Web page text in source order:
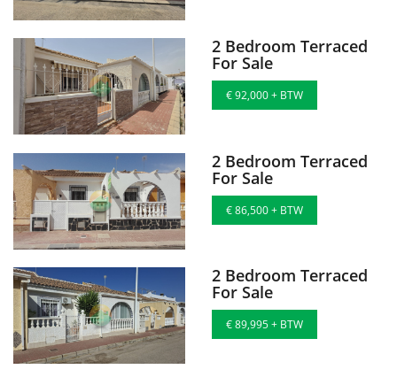
2 Bedroom Terraced
For Sale
€ 92,000 + BTW
2 Bedroom Terraced
For Sale
€ 86,500 + BTW
2 Bedroom Terraced
For Sale
€ 89,995 + BTW